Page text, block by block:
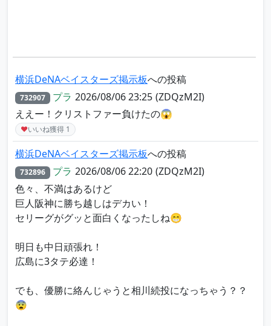
横浜DeNAベイスターズ掲示板への投稿
732907 プラ 2026/08/06 23:25 (ZDQzM2I)
ええー！クリストファー負けたの😱
♥いいね獲得 1
横浜DeNAベイスターズ掲示板への投稿
732896 プラ 2026/08/06 22:20 (ZDQzM2I)
色々、不満はあるけど
巨人阪神に勝ち越しはデカい！
セリーグがグッと面白くなったしね😁
明日も中日頑張れ！
広島に3タテ必達！
でも、優勝に絡んじゃうと相川続投になっちゃう？？
😨